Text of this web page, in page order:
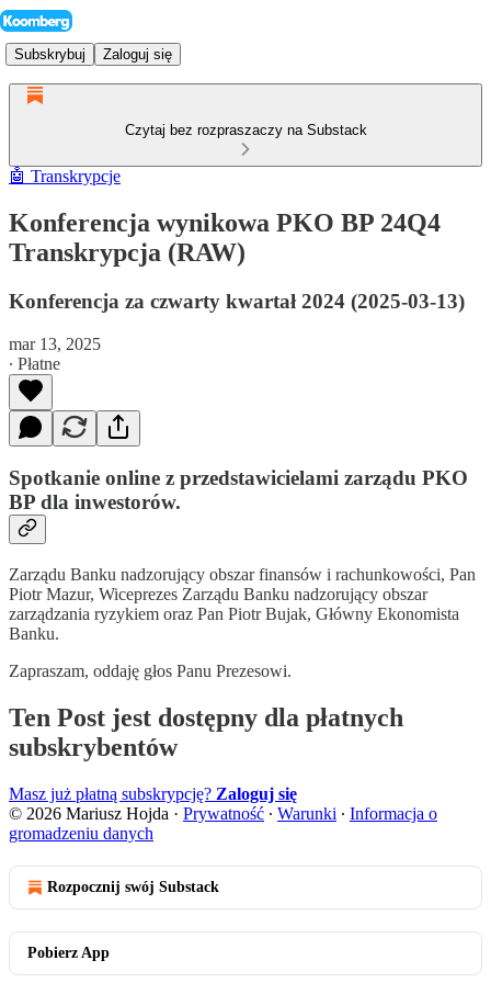
Subskrybuj Zaloguj się
Czytaj bez rozpraszaczy na Substack
🤖 Transkrypcje
Konferencja wynikowa PKO BP 24Q4
Transkrypcja (RAW)
Konferencja za czwarty kwartał 2024 (2025-03-13)
mar 13, 2025
∙ Płatne
Spotkanie online z przedstawicielami zarządu PKO
BP dla inwestorów.
Zarządu Banku nadzorujący obszar finansów i rachunkowości, Pan
Piotr Mazur, Wiceprezes Zarządu Banku nadzorujący obszar
zarządzania ryzykiem oraz Pan Piotr Bujak, Główny Ekonomista
Banku.
Zapraszam, oddaję głos Panu Prezesowi.
Ten Post jest dostępny dla płatnych
subskrybentów
Masz już płatną subskrypcję? Zaloguj się
© 2026 Mariusz Hojda · Prywatność ∙ Warunki ∙ Informacja o
gromadzeniu danych
Rozpocznij swój Substack
Pobierz App